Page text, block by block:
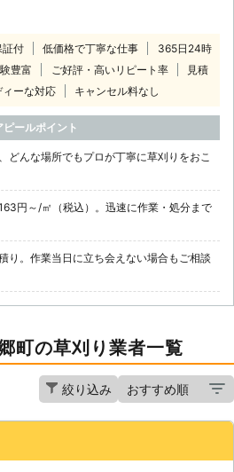
証付 低価格で丁寧な仕事
365日24時
豊富 ご好評・高いリピート率
見積
ィーな対応 キャンセル料なし
ピールポイント
どんな場所でもプロが丁寧に草刈りをおこ
円～/㎡（税込）。迅速に作業・処分まで
り。作業当日に立ち会えない場合もご相談
町の草刈り業者一覧
絞り込み